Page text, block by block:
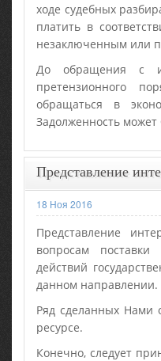
ходе судебных
платить в
незаключенным или
До обращения с
претензионного
обращаться в
Задолженность
Представление
18 Ноя 2016
Представление
вопросам поставки
действий
данном направлении.
Ряд сделанных Нами
ресурсе.
Конечно, следует